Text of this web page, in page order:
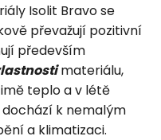
Isolit Bravo se
převažují pozitivní
především
materiálu,
teplo a v létě
k nemalým
a klimatizaci.